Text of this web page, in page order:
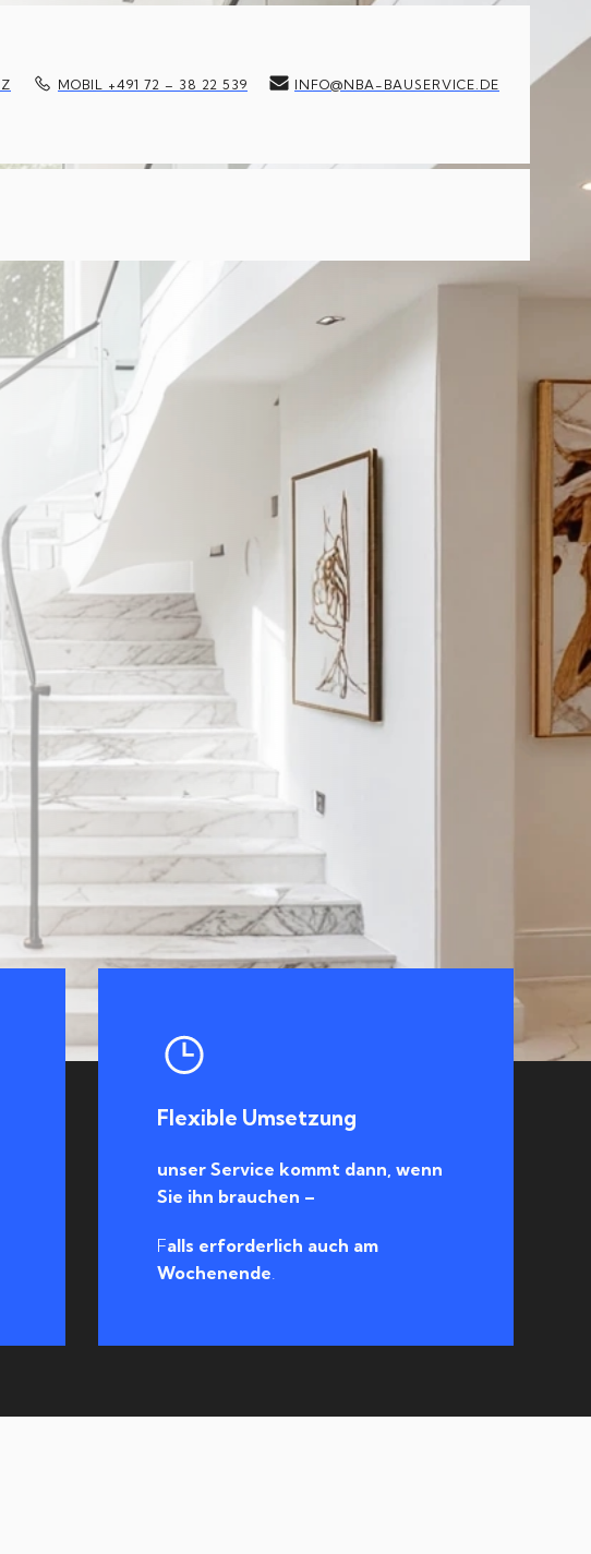
MOBIL +491 72 – 38 22 539 INFO@NBA-BAUSERVICE.DE
Flexible Umsetzung
unser Service kommt dann, wenn
Sie ihn brauchen –
Falls erforderlich auch am
Wochenende.